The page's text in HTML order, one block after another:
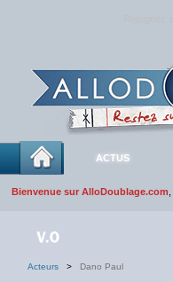
ACTUS
Bienvenue sur AlloDoublage.com
Acteurs > Dano Paul